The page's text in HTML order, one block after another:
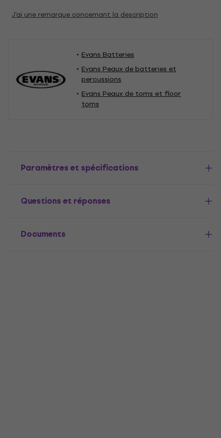
J'ai une remarque concernant la description
Evans Batteries
Evans Peaux de batteries et
percussions
Evans Peaux de toms et floor
toms
Paramètres et spécifications
Questions et réponses
Documents